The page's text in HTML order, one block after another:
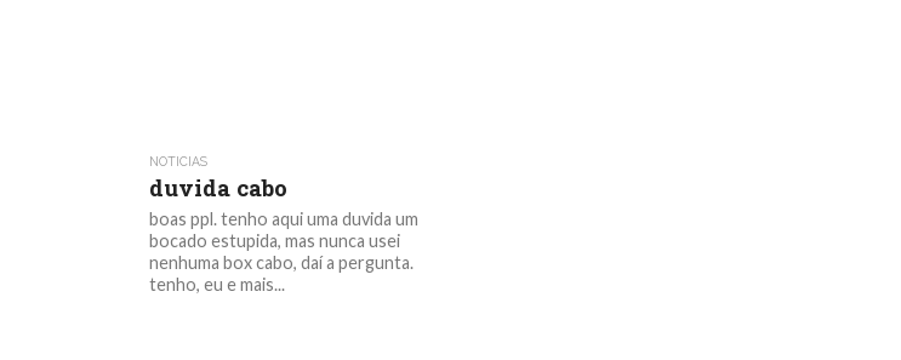
NOTICIAS
duvida cabo
boas ppl. tenho aqui uma duvida um
bocado estupida, mas nunca usei
nenhuma box cabo, daí a pergunta.
tenho, eu e mais...